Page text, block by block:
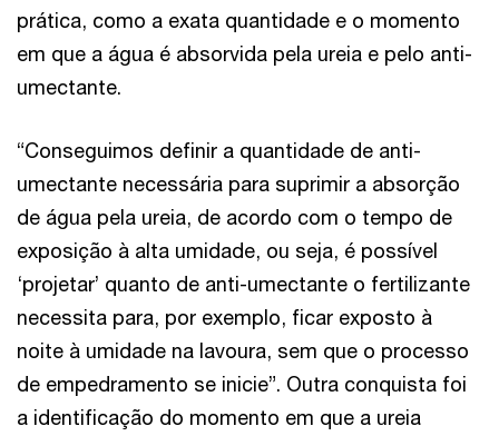
prática, como a exata quantidade e o momento
em que a água é absorvida pela ureia e pelo anti-
umectante.
“Conseguimos definir a quantidade de anti-
umectante necessária para suprimir a absorção
de água pela ureia, de acordo com o tempo de
exposição à alta umidade, ou seja, é possível
‘projetar’ quanto de anti-umectante o fertilizante
necessita para, por exemplo, ficar exposto à
noite à umidade na lavoura, sem que o processo
de empedramento se inicie”. Outra conquista foi
a identificação do momento em que a ureia